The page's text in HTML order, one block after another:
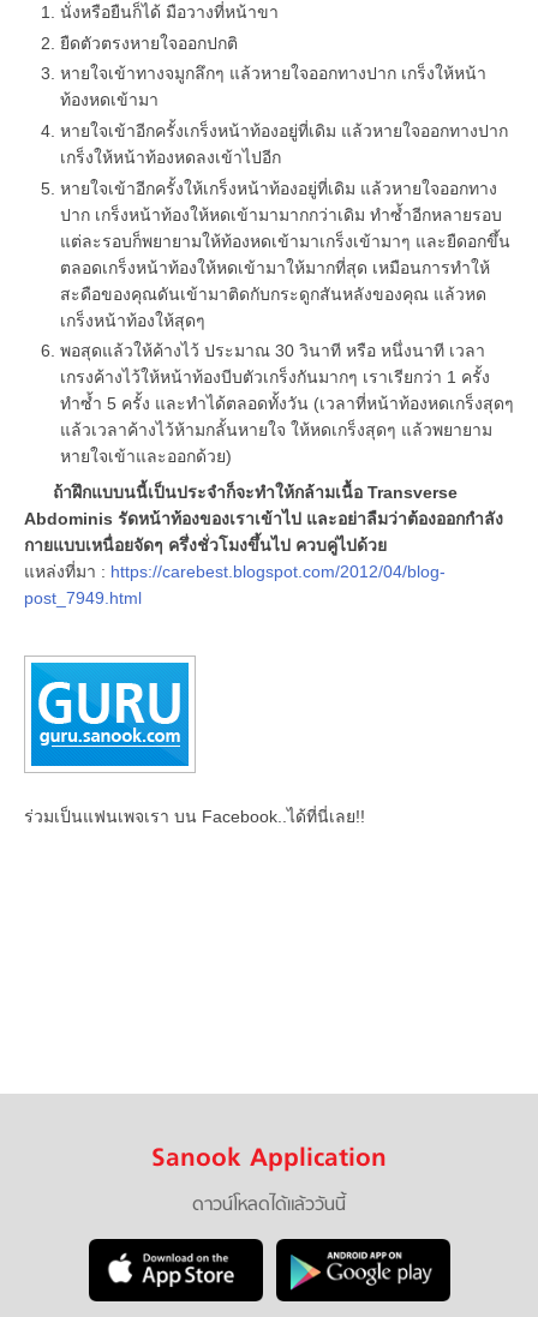
นั่งหรือยืนก็ได้ มือวางที่หน้าขา
ยืดตัวตรงหายใจออกปกติ
หายใจเข้าทางจมูกลึกๆ แล้วหายใจออกทางปาก เกร็งให้หน้า
ท้องหดเข้ามา
หายใจเข้าอีกครั้งเกร็งหน้าท้องอยู่ที่เดิม แล้วหายใจออกทางปาก
เกร็งให้หน้าท้องหดลงเข้าไปอีก
หายใจเข้าอีกครั้งให้เกร็งหน้าท้องอยู่ที่เดิม แล้วหายใจออกทาง
ปาก เกร็งหน้าท้องให้หดเข้ามามากกว่าเดิม ทำซ้ำอีกหลายรอบ
แต่ละรอบก็พยายามให้ท้องหดเข้ามาเกร็งเข้ามาๆ และยืดอกขึ้น
ตลอดเกร็งหน้าท้องให้หดเข้ามาให้มากที่สุด เหมือนการทำให้
สะดือของคุณดันเข้ามาติดกับกระดูกสันหลังของคุณ แล้วหด
เกร็งหน้าท้องให้สุดๆ
พอสุดแล้วให้ค้างไว้ ประมาณ 30 วินาที หรือ หนึ่งนาที เวลา
เกรงค้างไว้ให้หน้าท้องบีบตัวเกร็งกันมากๆ เราเรียกว่า 1 ครั้ง
ทำซ้ำ 5 ครั้ง และทำได้ตลอดทั้งวัน (เวลาที่หน้าท้องหดเกร็งสุดๆ
แล้วเวลาค้างไว้ห้ามกลั้นหายใจ ให้หดเกร็งสุดๆ แล้วพยายาม
หายใจเข้าและออกด้วย)
ถ้าฝึกแบบนนี้เป็นประจำก็จะทำให้กล้ามเนื้อ Transverse
Abdominis รัดหน้าท้องของเราเข้าไป และอย่าลืมว่าต้องออกกำลัง
กายแบบเหนื่อยจัดๆ ครึ่งชั่วโมงขึ้นไป ควบคู่ไปด้วย
แหล่งที่มา : https://carebest.blogspot.com/2012/04/blog-
post_7949.html
ร่วมเป็นแฟนเพจเรา บน Facebook..ได้ที่นี่เลย!!
Sanook Application
ดาวน์โหลดได้แล้ววันนี้